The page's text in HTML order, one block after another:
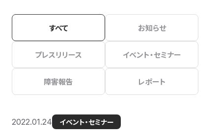
すべて お知らせ
プレスリリース イベント・セミナー
障害報告 レポート
2022.01.24 イベント・セミナー